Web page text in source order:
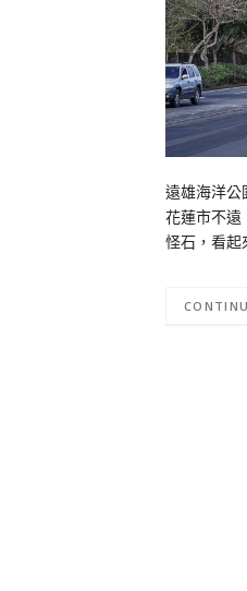
遠雄海洋公
花蓮市不遠
怪石，看